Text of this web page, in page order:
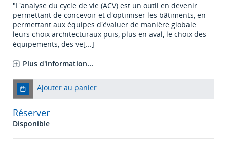
"L'analyse du cycle de vie (ACV) est un outil en devenir
permettant de concevoir et d'optimiser les bâtiments, en
permettant aux équipes d'évaluer de manière globale
leurs choix architecturaux puis, plus en aval, le choix des
équipements, des ve[...]
Plus d'information...
Ajouter au panier
Réserver
Disponible